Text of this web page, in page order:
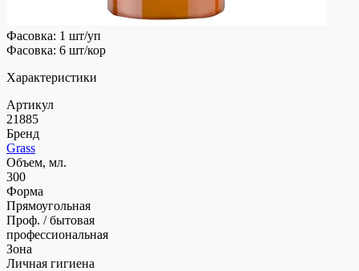
Фасовка: 1 шт/уп
Фасовка: 6 шт/кор
Характеристики
Артикул
21885
Бренд
Grass
Объем, мл.
300
Форма
Прямоугольная
Проф. / бытовая
профессиональная
Зона
Личная гигиена